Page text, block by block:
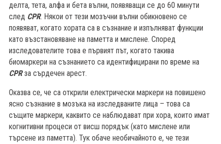
делта, тета, алфа и бета вълни, появяващи се до 60 минути
след CPR. Някои от тези мозъчни вълни обикновено се
появяват, когато хората са в съзнание и изпълняват функции
като възстановяване на паметта и мислене. Според
изследователите това е първият път, когато такива
биомаркери на съзнанието са идентифицирани по време на
CPRза сърдечен арест.
Оказва се, че са открили електрически маркери на повишено
ясно съзнание в мозъка на изследваните лица – това са
същите маркери, каквито се наблюдават при хора, които имат
когнитивни процеси от висш порядък (като мислене или
търсене из паметта). Тук обаче необичайното е, че тези